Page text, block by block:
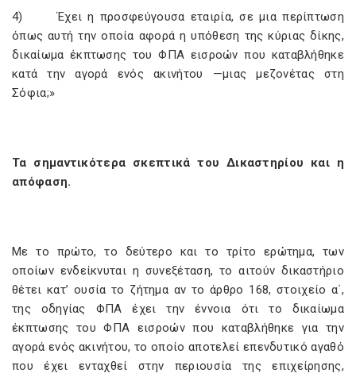
4)
Έχει η προσφεύγουσα εταιρία, σε μια περίπτωση
όπως αυτή την οποία αφορά η υπόθεση της κύριας δίκης,
δικαίωμα έκπτωσης του ΦΠΑ εισροών που καταβλήθηκε
κατά την αγορά ενός ακινήτου —μιας μεζονέτας στη
Σόφια;»
Τα σημαντικότερα σκεπτικά του Δικαστηρίου και η
απόφαση.
Με το πρώτο, το δεύτερο και το τρίτο ερώτημα, των
οποίων ενδείκνυται η συνεξέταση, το αιτούν δικαστήριο
θέτει κατ’ ουσία το ζήτημα αν το άρθρο 168, στοιχείο α΄,
της οδηγίας ΦΠΑ έχει την έννοια ότι το δικαίωμα
έκπτωσης του ΦΠΑ εισροών που καταβλήθηκε για την
αγορά ενός ακινήτου, το οποίο αποτελεί επενδυτικό αγαθό
που έχει ενταχθεί στην περιουσία της επιχείρησης,